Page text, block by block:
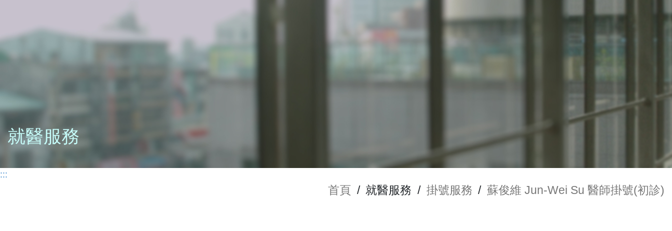
就醫服務
:::
首頁 / 就醫服務 / 掛號服務 / 蘇俊維 Jun-Wei Su 醫師掛號(初診)